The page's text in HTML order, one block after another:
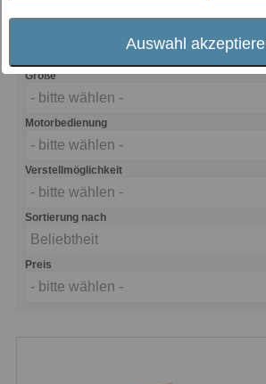
Auswahl
Größe
- bitte wählen -
Motorbedienung
- bitte wählen -
Verstellmöglichkeit
- bitte wählen -
Sortierung nach
Beliebtheit
Preis
- bitte wählen -